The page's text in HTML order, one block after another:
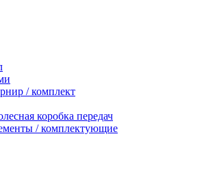
/ комплект
коробка передач
/ комплектующие